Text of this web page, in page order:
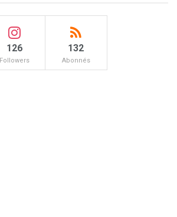
126
Followers
132
Abonnés